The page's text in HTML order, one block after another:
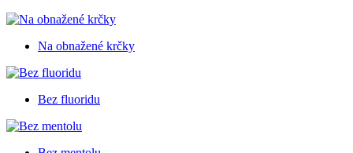
Na obnažené krčky
Bez fluoridu